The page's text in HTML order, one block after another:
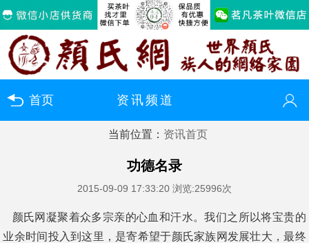
首页 资讯频道
您好！欢迎来到颜氏网（颜氏文商网）
当前位置： 资讯首页
功德名录
2015-09-09 17:33:20 浏览:25996次
颜氏网凝聚着众多宗亲的心血和汗水。我们之所以将宝贵的
业余时间投入到这里，是寄希望于颜氏家族网发展壮大，最终